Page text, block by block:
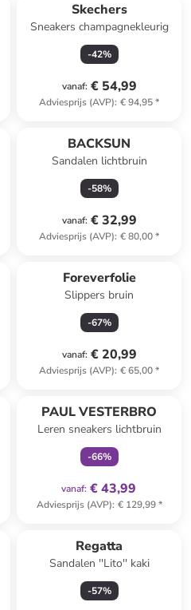
Skechers
Sneakers champagnekleurig
-42%
vanaf: € 54,99
Adviesprijs (AVP): € 94,95*
BACKSUN
Sandalen lichtbruin
-58%
vanaf: € 32,99
Adviesprijs (AVP): € 80,00*
Foreverfolie
Slippers bruin
-67%
vanaf: € 20,99
Adviesprijs (AVP): € 65,00*
PAUL VESTERBRO
Leren sneakers lichtbruin
-66%
vanaf: € 43,99
Adviesprijs (AVP): € 129,99*
Regatta
Sandalen ''Lito'' kaki
-57%